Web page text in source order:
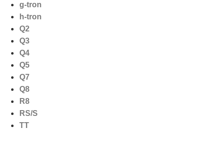
g-tron
h-tron
Q2
Q3
Q4
Q5
Q7
Q8
R8
RS/S
TT